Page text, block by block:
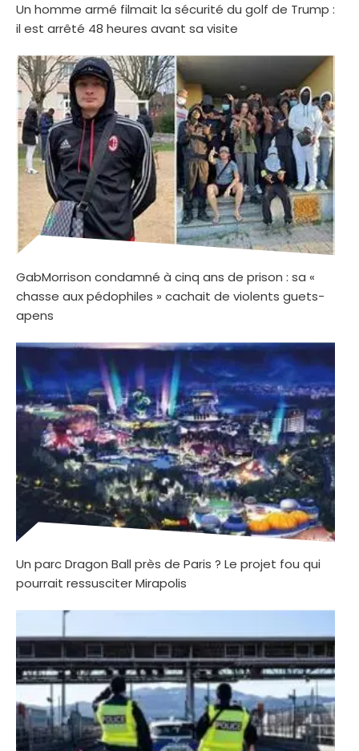
Un homme armé filmait la sécurité du golf de Trump :
il est arrêté 48 heures avant sa visite
GabMorrison condamné à cinq ans de prison : sa «
chasse aux pédophiles » cachait de violents guets-
apens
Un parc Dragon Ball près de Paris ? Le projet fou qui
pourrait ressusciter Mirapolis